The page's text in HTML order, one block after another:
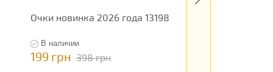
Очки новинка 2026 года 13198
В наличии
199 грн 398 грн